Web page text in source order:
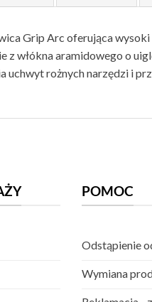
Grip Arc oferująca
z włókna aramidowego o
uchwyt rożnych narzędzi i
POMOC
Odstąpienie
Wymiana